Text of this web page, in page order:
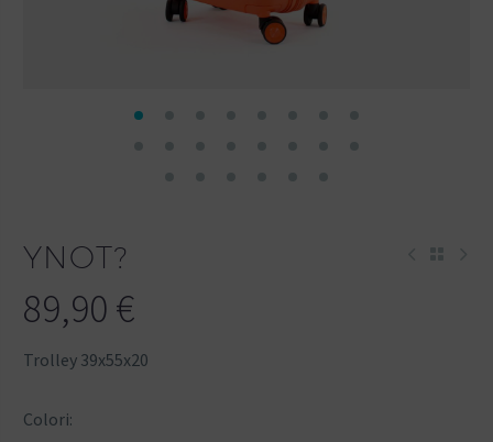
YNOT?
89,90 €
Trolley 39x55x20
Colori